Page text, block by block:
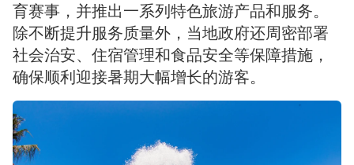
育赛事，并推出一系列特色旅游产品和服务。
除不断提升服务质量外，当地政府还周密部署
社会治安、住宿管理和食品安全等保障措施，
确保顺利迎接暑期大幅增长的游客。